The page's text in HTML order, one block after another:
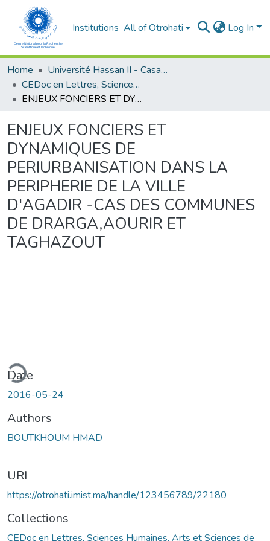
Institutions All of Otrohati Log In
Home
Université Hassan II - Casablanca
CEDoc en Lettres, Sciences Humaines, Arts et Sciences de l’Education (CED - LSHASE)
ENJEUX FONCIERS ET DYNAMIQUES DE PERIURBANISATION DANS LA PERIPHERIE DE LA VILLE D'AGADIR -CAS DES COMMUNES DE DRARGA,AOURIR ET TAGHAZOUT
ENJEUX FONCIERS ET
DYNAMIQUES DE
PERIURBANISATION DANS LA
PERIPHERIE DE LA VILLE
D'AGADIR -CAS DES COMMUNES
DE DRARGA,AOURIR ET
TAGHAZOUT
Date
2016-05-24
Authors
BOUTKHOUM HMAD
URI
https://otrohati.imist.ma/handle/123456789/22180
Collections
CEDoc en Lettres, Sciences Humaines, Arts et Sciences de